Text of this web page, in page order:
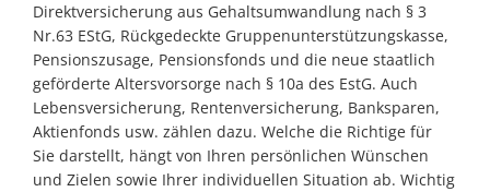
Direktversicherung aus Gehaltsumwandlung nach § 3
Nr.63 EStG, Rückgedeckte Gruppenunterstützungskasse,
Pensionszusage, Pensionsfonds und die neue staatlich
geförderte Altersvorsorge nach § 10a des EstG. Auch
Lebensversicherung, Rentenversicherung, Banksparen,
Aktienfonds usw. zählen dazu. Welche die Richtige für
Sie darstellt, hängt von Ihren persönlichen Wünschen
und Zielen sowie Ihrer individuellen Situation ab. Wichtig